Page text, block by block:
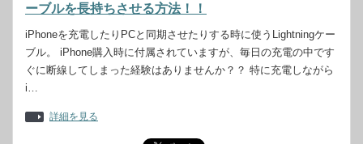
ーブルを長持ちさせる方法！！
iPhoneを充電したりPCと同期させたりする時に使うLightningケー
ブル。 iPhone購入時に付属されていますが、毎日の充電の中です
ぐに断線してしまった経験はありませんか？？ 特に充電しながら
i…
詳細を見る